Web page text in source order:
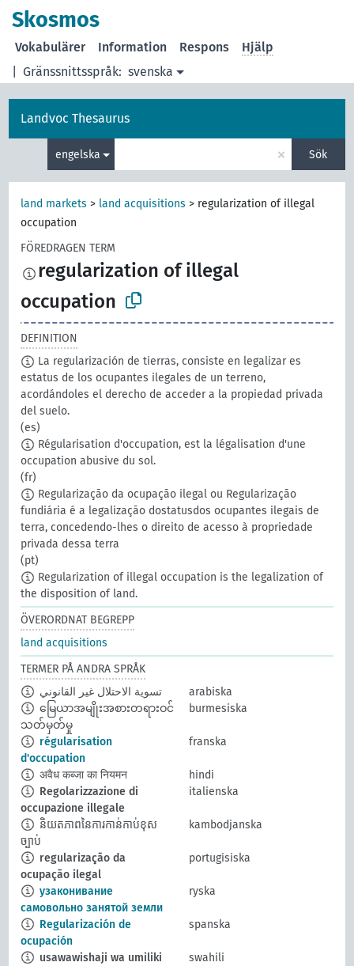
Skosmos
Gränssnittsspråk: svenska
Vokabulärer Information Respons Hjälp
Landvoc Thesaurus
engelska × Sök
land markets > land acquisitions > regularization of illegal
occupation
FÖREDRAGEN TERM
regularization of illegal
occupation
DEFINITION
La regularización de tierras, consiste en legalizar es
estatus de los ocupantes ilegales de un terreno,
acordándoles el derecho de acceder a la propiedad privada
del suelo.
(es)
Régularisation d'occupation, est la légalisation d'une
occupation abusive du sol.
(fr)
Regularização da ocupação ilegal ou Regularização
fundiária é a legalização dostatusdos ocupantes ilegais de
terra, concedendo-lhes o direito de acesso à propriedade
privada dessa terra
(pt)
Regularization of illegal occupation is the legalization of
the disposition of land.
ÖVERORDNAT BEGREPP
land acquisitions
TERMER PÅ ANDRA SPRÅK
تسوية الاحتلال غير القانوني
arabiska
မြေယာအမျိုးအစားတရားဝင်
သတ်မှတ်မှု
burmesiska
régularisation
d'occupation
franska
अवैध कब्जा का नियमन
hindi
Regolarizzazione di
occupazione illegale
italienska
និយតភាពនៃការកាន់កាប់ខុស
ច្បាប់
kambodjanska
regularização da
ocupação ilegal
portugisiska
узаконивание
самовольно занятой земли
ryska
Regularización de
ocupación
spanska
usawawishaji wa umiliki
swahili